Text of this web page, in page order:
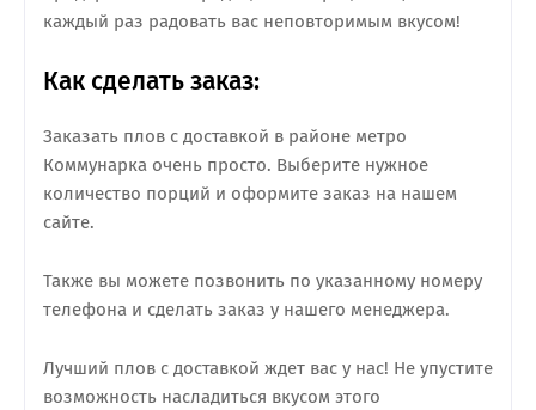
каждый раз радовать вас неповторимым вкусом!
Как сделать заказ:
Заказать плов с доставкой в районе метро
Коммунарка очень просто. Выберите нужное
количество порций и оформите заказ на нашем
сайте.
Также вы можете позвонить по указанному номеру
телефона и сделать заказ у нашего менеджера.
Лучший плов с доставкой ждет вас у нас! Не упустите
возможность насладиться вкусом этого